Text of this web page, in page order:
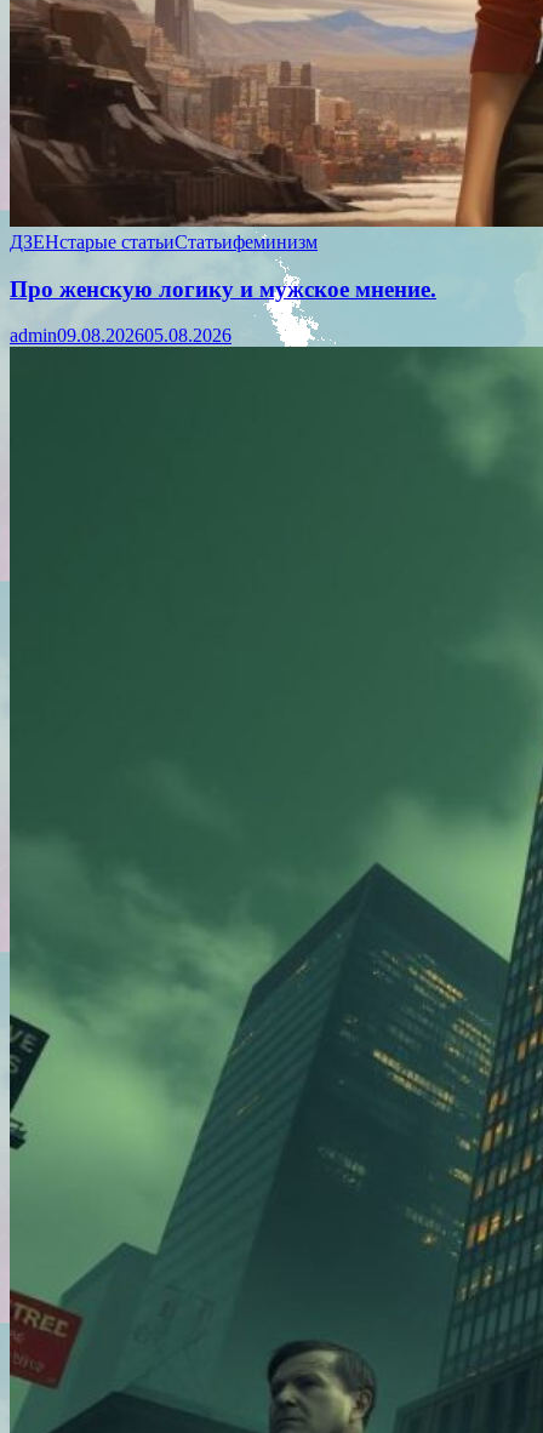
ДЗЕНстарые статьиСтатьифеминизм
Про женскую логику и мужское мнение.
admin09.08.202605.08.2026